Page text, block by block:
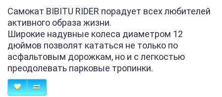
Самокат BIBITU RIDER порадует всех любителей
активного образа жизни.
Широкие надувные колеса диаметром 12
дюймов позволят кататься не только по
асфальтовым дорожкам, но и с легкостью
преодолевать парковые тропинки.